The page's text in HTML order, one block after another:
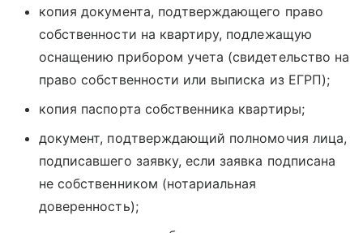
копия документа, подтверждающего право
собственности на квартиру, подлежащую
оснащению прибором учета (свидетельство на
право собственности или выписка из ЕГРП);
копия паспорта собственника квартиры;
документ, подтверждающий полномочия лица,
подписавшего заявку, если заявка подписана
не собственником (нотариальная
доверенность);